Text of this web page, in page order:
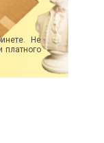
Не
платного